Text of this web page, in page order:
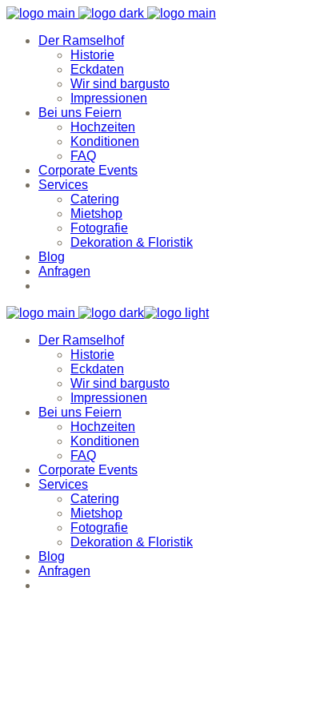
Der Ramselhof
Historie
Eckdaten
Wir sind bargusto
Impressionen
Bei uns Feiern
Hochzeiten
Konditionen
FAQ
Corporate Events
Services
Catering
Mietshop
Fotografie
Dekoration & Floristik
Blog
Anfragen
Der Ramselhof
Historie
Eckdaten
Wir sind bargusto
Impressionen
Bei uns Feiern
Hochzeiten
Konditionen
FAQ
Corporate Events
Services
Catering
Mietshop
Fotografie
Dekoration & Floristik
Blog
Anfragen